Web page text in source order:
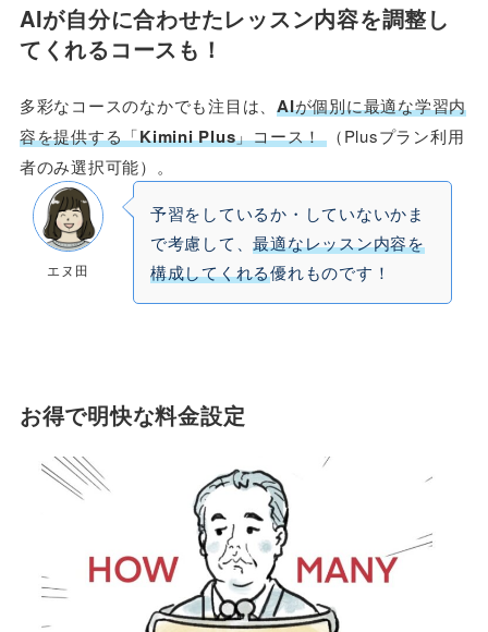
AIが自分に合わせたレッスン内容を調整し
てくれるコースも！
多彩なコースのなかでも注目は、AIが個別に最適な学習内
容を提供する「Kimini Plus」コース！（Plusプラン利用
者のみ選択可能）。
エヌ田
予習をしているか・していないかま
で考慮して、最適なレッスン内容を
構成してくれる優れものです！
お得で明快な料金設定